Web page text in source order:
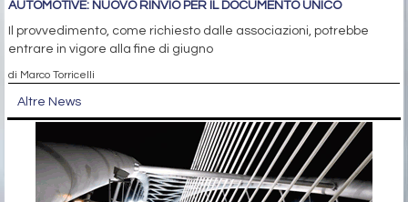
AUTOMOTIVE: NUOVO RINVIO PER IL DOCUMENTO UNICO
Il provvedimento, come richiesto dalle associazioni, potrebbe
entrare in vigore alla fine di giugno
di Marco Torricelli
Altre News